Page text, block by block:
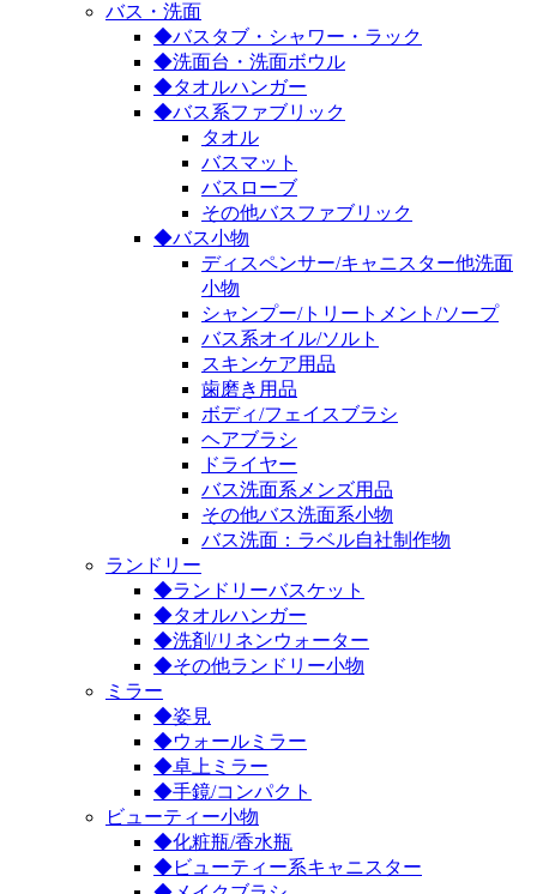
バス・洗面
◆バスタブ・シャワー・ラック
◆洗面台・洗面ボウル
◆タオルハンガー
◆バス系ファブリック
タオル
バスマット
バスローブ
その他バスファブリック
◆バス小物
ディスペンサー/キャニスター他洗面
小物
シャンプー/トリートメント/ソープ
バス系オイル/ソルト
スキンケア用品
歯磨き用品
ボディ/フェイスブラシ
ヘアブラシ
ドライヤー
バス洗面系メンズ用品
その他バス洗面系小物
バス洗面：ラベル自社制作物
ランドリー
◆ランドリーバスケット
◆タオルハンガー
◆洗剤/リネンウォーター
◆その他ランドリー小物
ミラー
◆姿見
◆ウォールミラー
◆卓上ミラー
◆手鏡/コンパクト
ビューティー小物
◆化粧瓶/香水瓶
◆ビューティー系キャニスター